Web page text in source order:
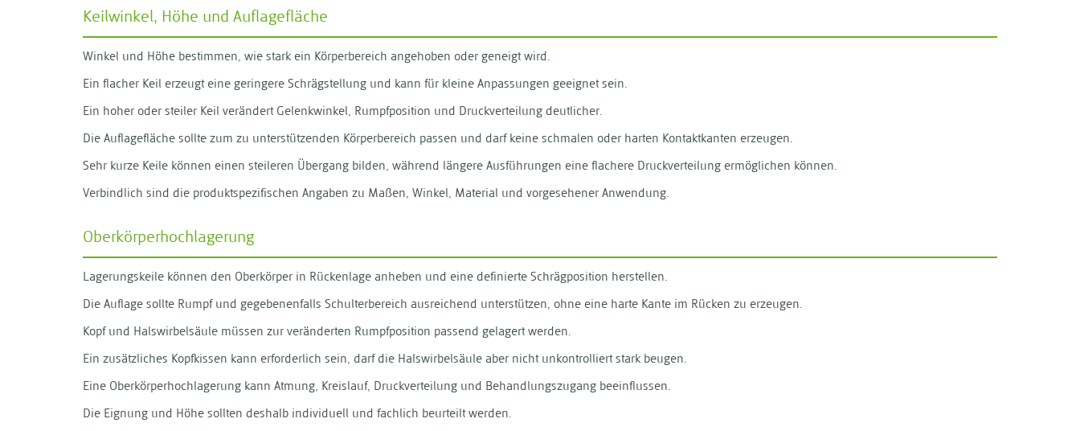
Keilwinkel, Höhe und Auflagefläche
Winkel und Höhe bestimmen, wie stark ein Körperbereich angehoben oder geneigt wird.
Ein flacher Keil erzeugt eine geringere Schrägstellung und kann für kleine Anpassungen geeignet sein.
Ein hoher oder steiler Keil verändert Gelenkwinkel, Rumpfposition und Druckverteilung deutlicher.
Die Auflagefläche sollte zum zu unterstützenden Körperbereich passen und darf keine schmalen oder harten Kontaktkanten erzeugen.
Sehr kurze Keile können einen steileren Übergang bilden, während längere Ausführungen eine flachere Druckverteilung ermöglichen können.
Verbindlich sind die produktspezifischen Angaben zu Maßen, Winkel, Material und vorgesehener Anwendung.
Oberkörperhochlagerung
Lagerungskeile können den Oberkörper in Rückenlage anheben und eine definierte Schrägposition herstellen.
Die Auflage sollte Rumpf und gegebenenfalls Schulterbereich ausreichend unterstützen, ohne eine harte Kante im Rücken zu erzeugen.
Kopf und Halswirbelsäule müssen zur veränderten Rumpfposition passend gelagert werden.
Ein zusätzliches Kopfkissen kann erforderlich sein, darf die Halswirbelsäule aber nicht unkontrolliert stark beugen.
Eine Oberkörperhochlagerung kann Atmung, Kreislauf, Druckverteilung und Behandlungszugang beeinflussen.
Die Eignung und Höhe sollten deshalb individuell und fachlich beurteilt werden.